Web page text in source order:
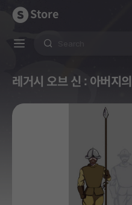
Store
레거시 오브 신 : 아버지